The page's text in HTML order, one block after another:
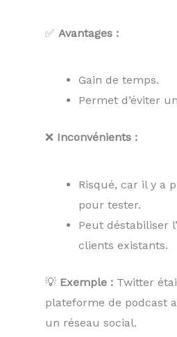
✅ Avantages :
Gain de temps.
Permet d’éviter
❌ Inconvénients :
Risqué, car il y a
pour tester.
Peut déstabiliser
clients existants.
💡 Exemple : Twitter
plateforme de podcast
un réseau social.